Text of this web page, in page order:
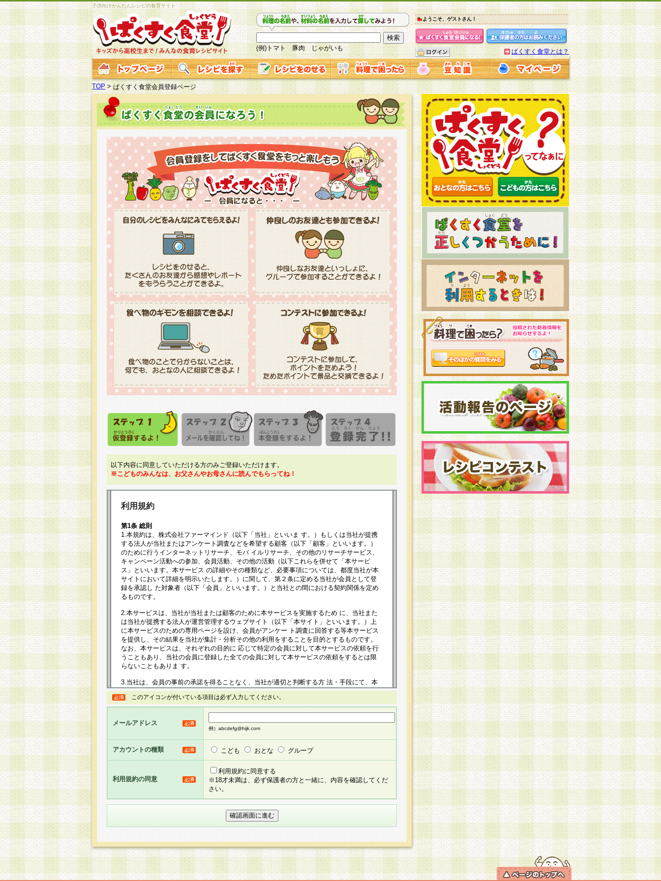
子供向けかんたんレシピの食育サイト
(例)トマト 豚肉 じゃがいも
ようこそ、ゲストさん！
ぱくすく食堂とは？
TOP >ぱくすく食堂会員登録ページ
以下内容に同意していただける方のみご登録いただけます。
※こどものみんなは、お父さんやお母さんに読んでもらってね！
利用規約
第1条 総則
1.本規約は、株式会社ファーマインド（以下「当社」といいま す。）もしくは当社が提携
する法人が当社またはアンケート調査などを希望する顧客（以下「顧客」といいます。）
のために行うインターネットリサーチ、モバ イルリサーチ、その他のリサーチサービス、
キャンペーン活動への参加、会員活動、その他の活動（以下これらを併せて「本サービ
ス」といいます。本サービス の詳細やその種類など、必要事項については、都度当社が本
サイトにおいて詳細を明示いたします。）に関して、第２条に定める当社が会員として登
録を承認し た対象者（以下「会員」といいます。）と当社との間における契約関係を定め
るものです。
2.本サービスは、当社が当社または顧客のために本サービスを実施するため に、当社また
は当社が提携する法人が運営管理するウェブサイト（以下「本サイト」といいます。）上
に本サービスのための専用ページを設け、会員がアンケー ト調査に回答する等本サービス
を提供し、その結果を当社が集計・分析その他の利用をすることを目的とするものです。
なお、本サービスは、それぞれの目的に 応じて特定の会員に対して本サービスの依頼を行
うこともあり、当社の会員に登録した全ての会員に対して本サービスの依頼をするとは限
らないこともありま す。
3.当社は、会員の事前の承諾を得ることなく、当社が適切と判断する方 法・手段にて、本
規約を任意に制定、変更または修正することができるものとします。改定後の本規約等
は、本規約においては本サイトに掲示したときに、その 他の諸規定については、会員に対
して告知の案内を配信または本サイトに掲示したときのいずれか早い時期をもってその効
るものとします。
5.当社がお聞きする個人情報は、すべて会員登録希望者の自由な意思で提 供いただいたも
のと考えております。従って、会員登録希望者が自らの個人情報の提供を希望されない場
合には、当社はその個人情報をお預かりいたしません が、提供されないことによって、当
社の取扱商品やサービス等をご利用いただけない場合がありますことを予めご了承くださ
い。
6.当社は、お客様から当社が保有している個人情報の開示・訂正・追加・ 利用停止等を求
められた場合には、ご本人様であることが当社にて確認できた場合に限り、法令に準拠し
せ先となります。
第2条 会員の資格
1.会員とは、本規約等を承諾のうえ、当社所定の登録手続きを全て完了し、当社が承認した
このアイコンが付いている項目は必ず入力してください。
メールアドレス
例）abcdefg@hijk.com
アカウントの種類 こども おとな グループ
利用規約の同意
利用規約に同意する
※18才未満は、必ず保護者の方と一緒に、内容を確認してくだ
さい。